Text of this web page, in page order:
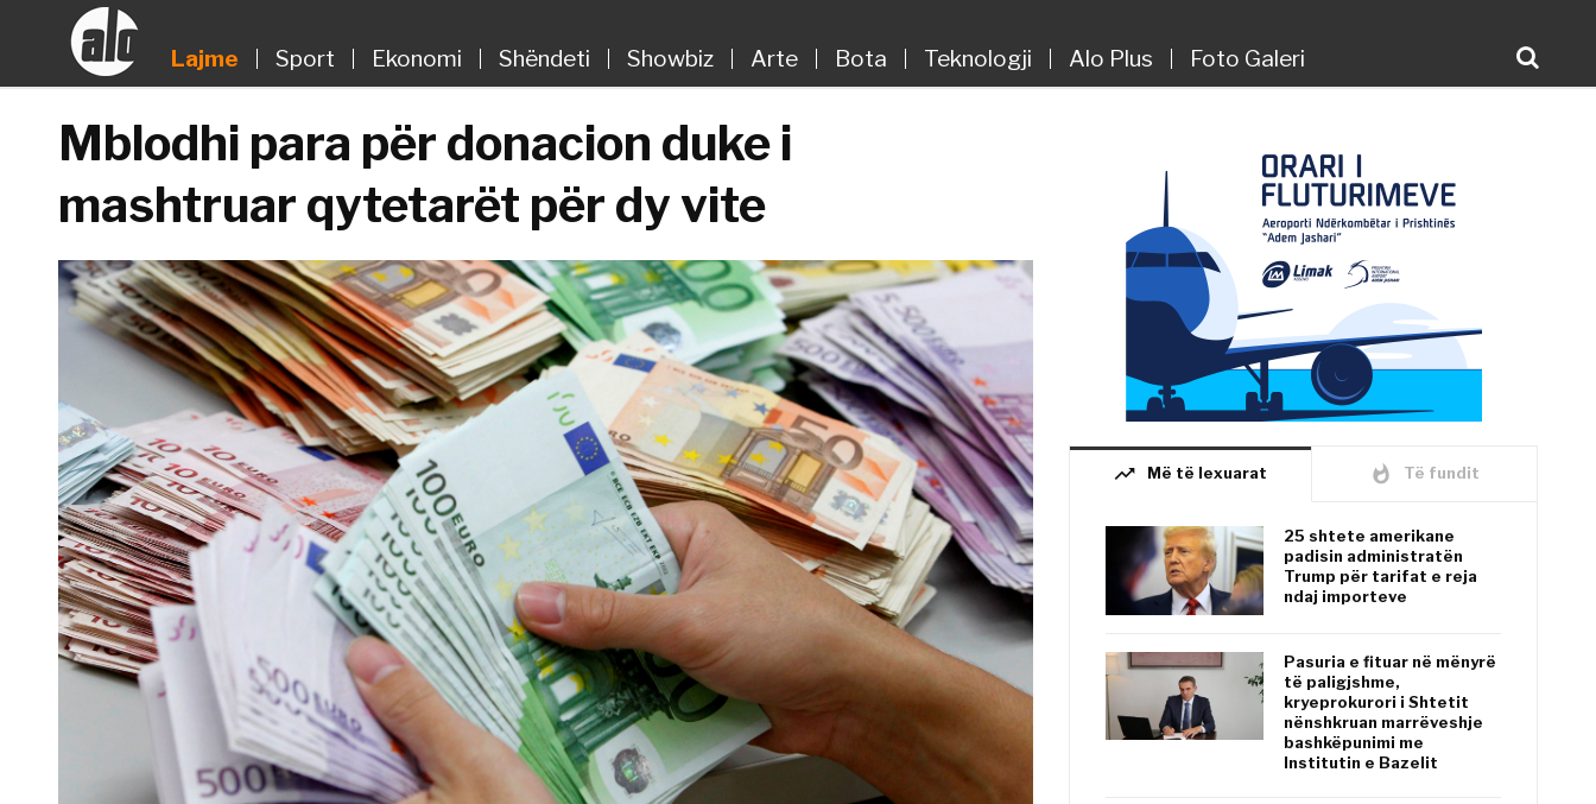
Lajme Sport Ekonomi Shëndeti Showbiz Arte Bota Teknologji Alo Plus Foto Galeri
Mblodhi para për donacion duke i
mashtruar qytetarët për dy vite
trending_up Më të lexuarat whatshot Të fundit
25 shtete amerikane
padisin administratën
Trump për tarifat e reja
ndaj importeve
Pasuria e fituar në mënyrë
të paligjshme,
kryeprokurori i Shtetit
nënshkruan marrëveshje
bashkëpunimi me
Institutin e Bazelit